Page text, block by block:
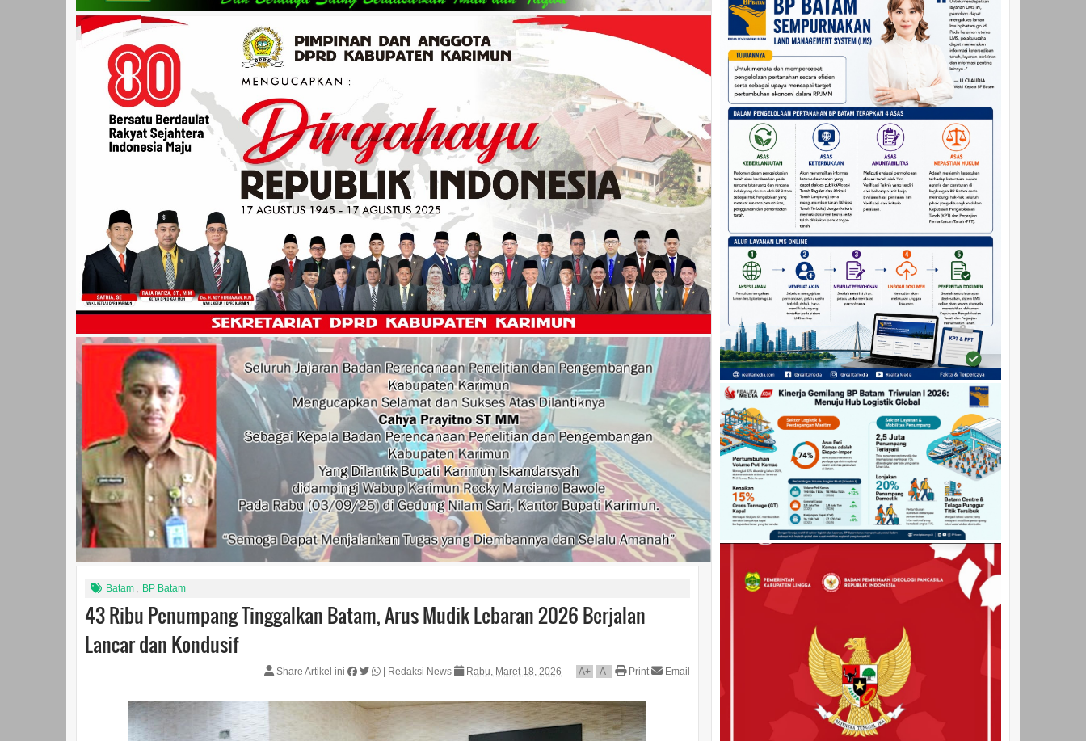
Batam , BP Batam
43 Ribu Penumpang Tinggalkan Batam, Arus Mudik Lebaran 2026 Berjalan
Lancar dan Kondusif
Share Artikel ini Redaksi News Rabu, Maret 18, 2026 A+ A- Print Email